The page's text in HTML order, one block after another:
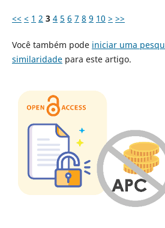
<< < 1 2 3 4 5 6 7 8 9 10 > >>
Você também pode iniciar uma
similaridadepara este artigo.